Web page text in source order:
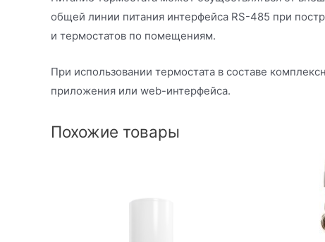
общей линии питания интерфейса RS-485 при
и термостатов по помещениям.
При использовании термостата в составе
приложения или web-интерфейса.
Похожие товары